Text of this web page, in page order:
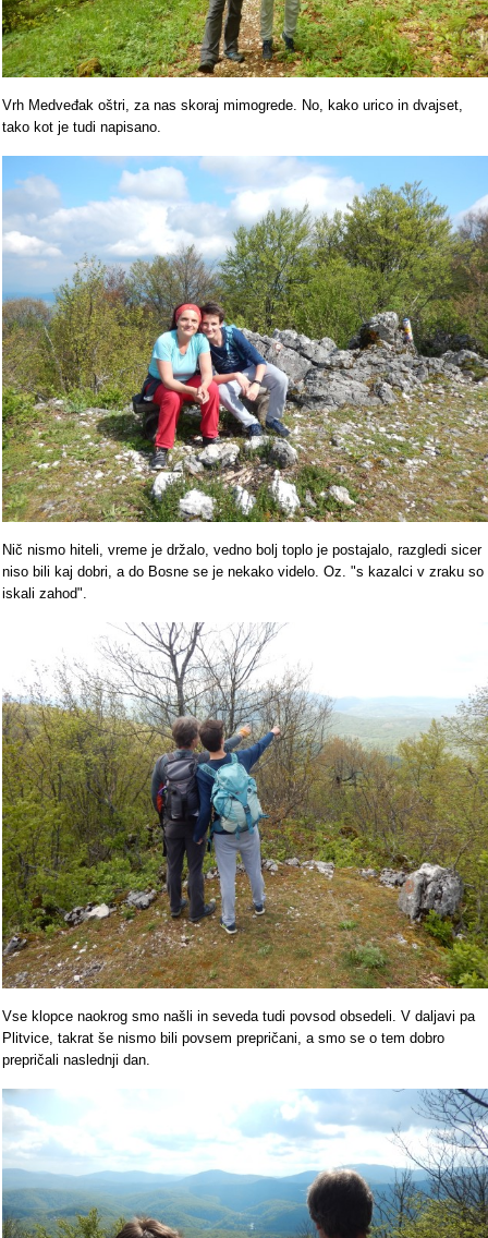
Vrh Medveđak oštri, za nas skoraj mimogrede. No, kako urico in dvajset,
tako kot je tudi napisano.
Nič nismo hiteli, vreme je držalo, vedno bolj toplo je postajalo, razgledi sicer
niso bili kaj dobri, a do Bosne se je nekako videlo. Oz. "s kazalci v zraku so
iskali zahod".
Vse klopce naokrog smo našli in seveda tudi povsod obsedeli. V daljavi pa
Plitvice, takrat še nismo bili povsem prepričani, a smo se o tem dobro
prepričali naslednji dan.